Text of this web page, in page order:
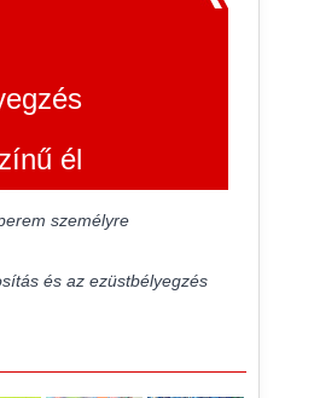
él
személyre
és az ezüstbélyegzés